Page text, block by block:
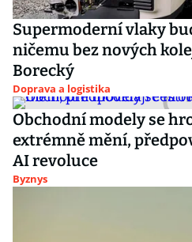
Supermoderní vlaky
ničemu bez nových
Borecký
Doprava a logistika
Obchodní modely se
extrémně mění,
AI revoluce
Byznys